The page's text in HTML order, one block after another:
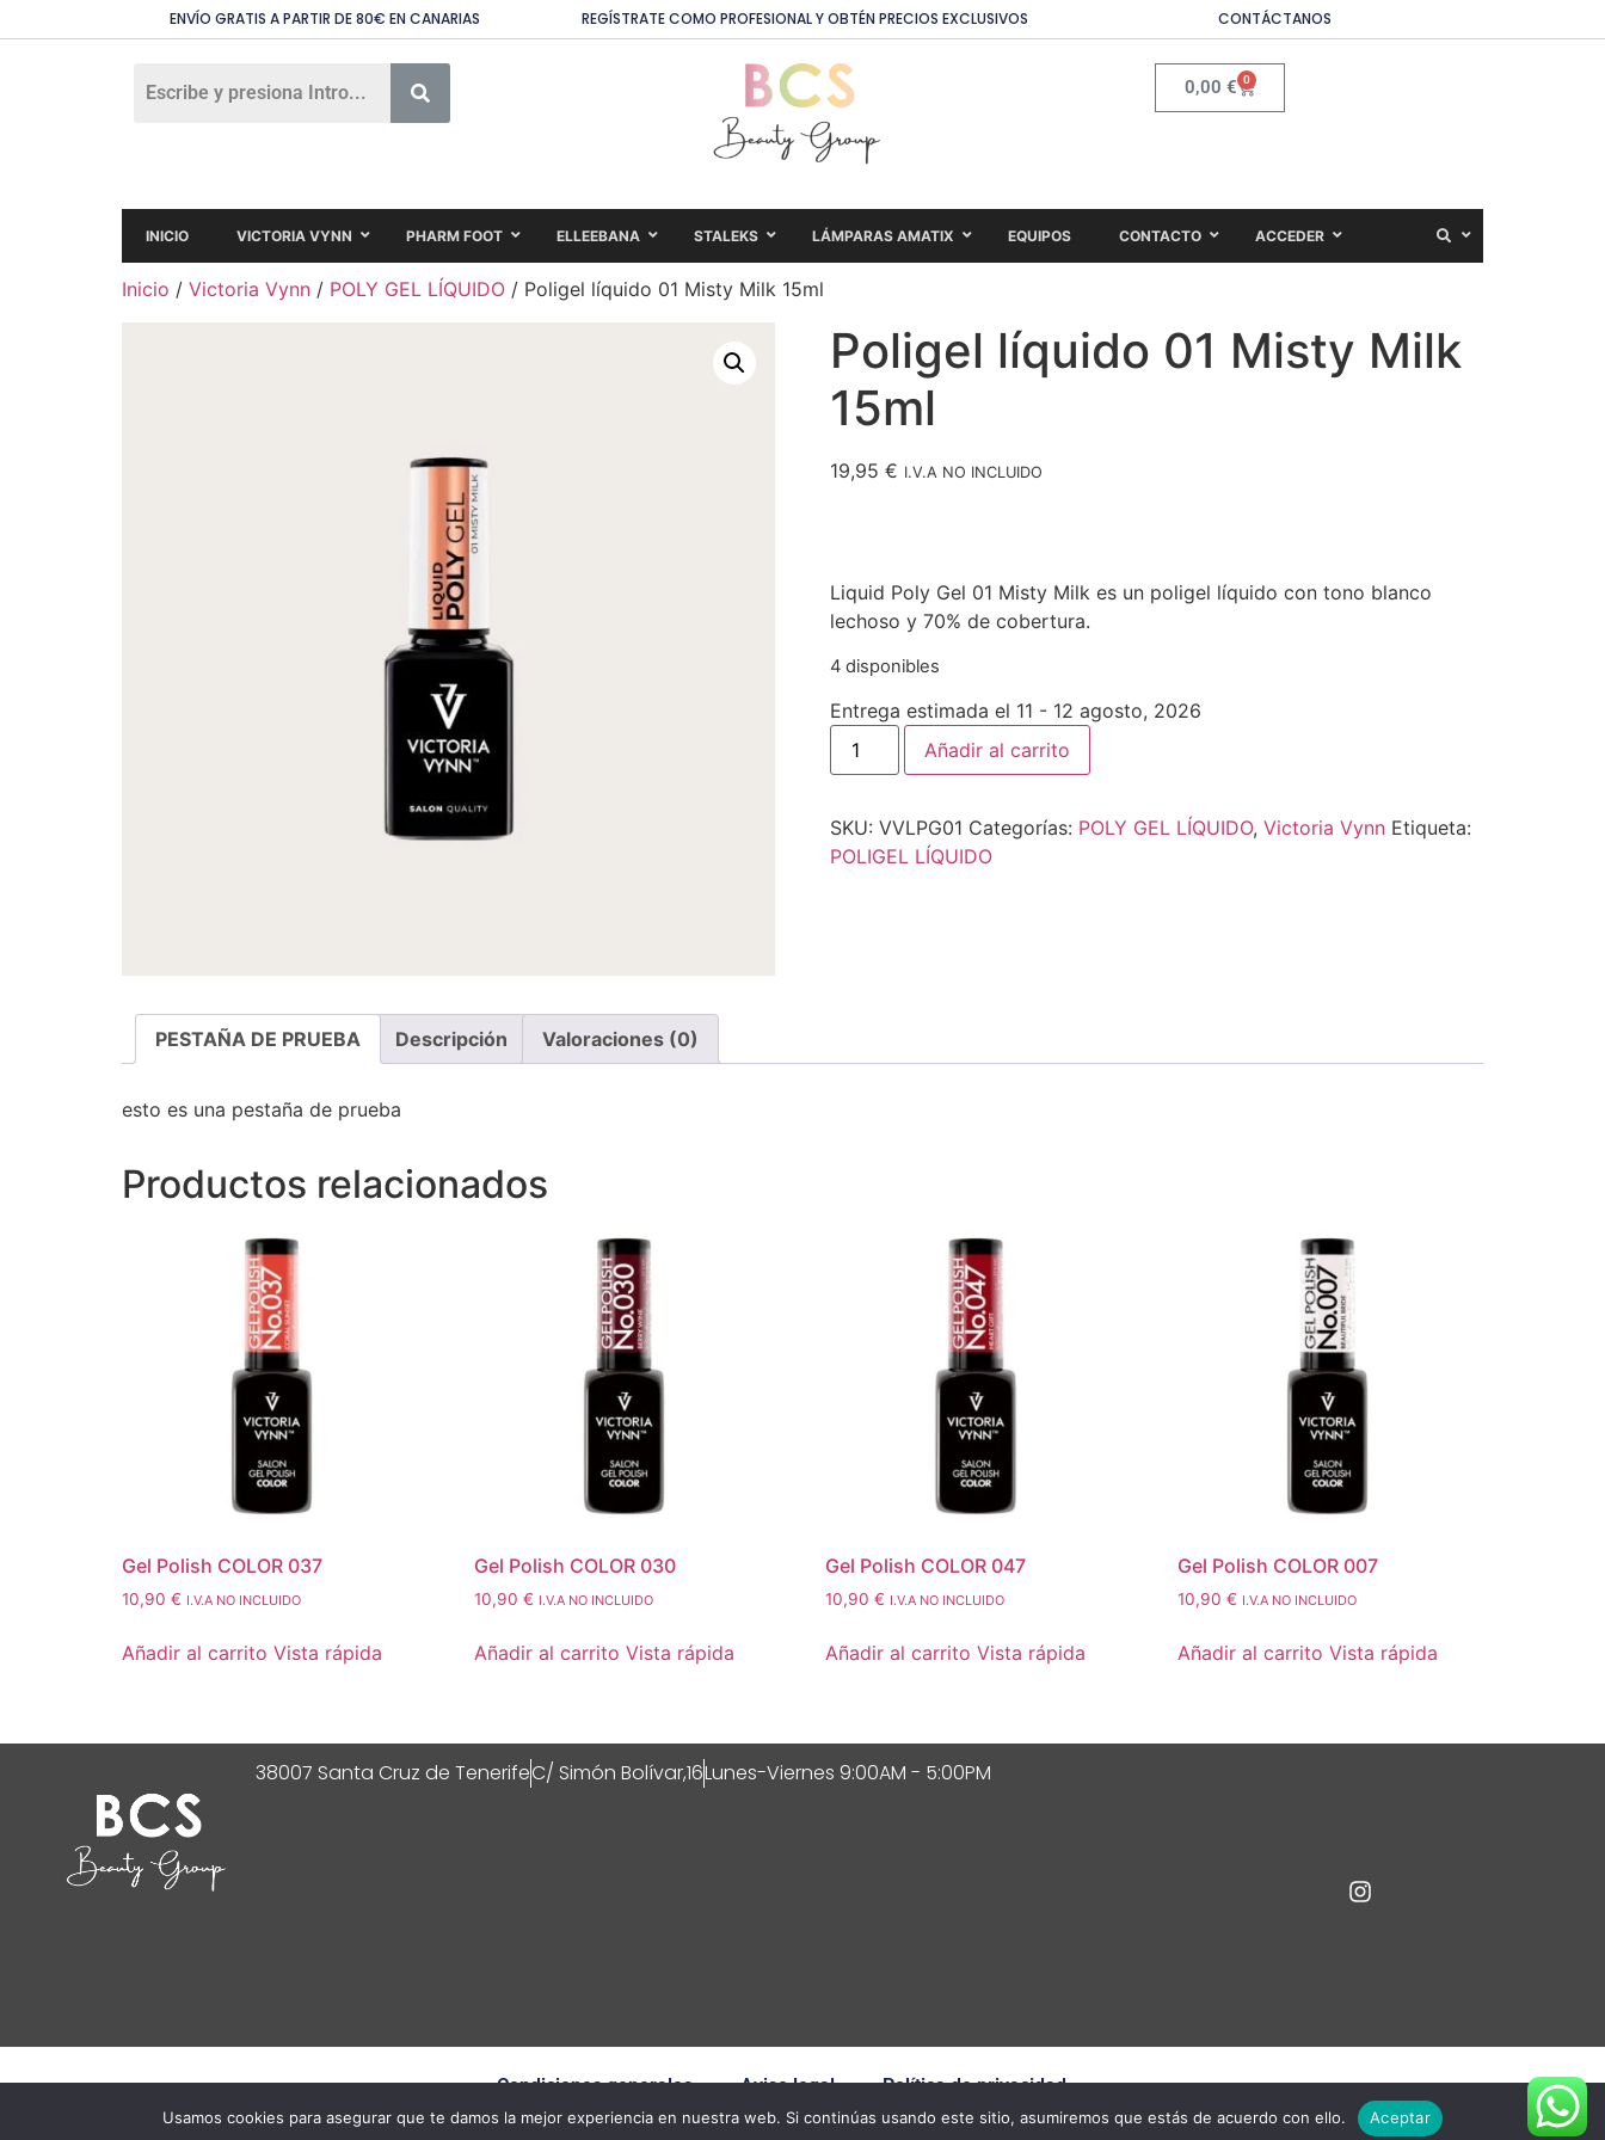
ENVÍO GRATIS A PARTIR DE 80€ EN CANARIAS REGÍSTRATE COMO PROFESIONAL Y OBTÉN PRECIOS EXCLUSIVOS CONTÁCTANOS
0,00 € 0
INICIO VICTORIA VYNN PHARM FOOT ELLEEBANA STALEKS LÁMPARAS AMATIX EQUIPOS CONTACTO ACCEDER
Inicio / Victoria Vynn / POLY GEL LÍQUIDO / Poligel líquido 01 Misty Milk 15ml
Poligel líquido 01 Misty Milk
15ml
19,95 € I.V.A NO INCLUIDO
Liquid Poly Gel 01 Misty Milk es un poligel líquido con tono blanco
lechoso y 70% de cobertura.
4 disponibles
Entrega estimada el 11 - 12 agosto, 2026
Añadir al carrito
SKU: VVLPG01 Categorías: POLY GEL LÍQUIDO, Victoria Vynn Etiqueta:
POLIGEL LÍQUIDO
PESTAÑA DE PRUEBA Descripción Valoraciones (0)
esto es una pestaña de prueba
Productos relacionados
Gel Polish COLOR 037
10,90 € I.V.A NO INCLUIDO
Añadir al carrito Vista rápida
Gel Polish COLOR 030
10,90 € I.V.A NO INCLUIDO
Añadir al carrito Vista rápida
Gel Polish COLOR 047
10,90€ I.V.A NO INCLUIDO
Añadir al carrito Vista rápida
Gel Polish COLOR 007
10,90€ I.V.A NO INCLUIDO
Añadir al carrito Vista rápida
38007 Santa Cruz de TenerifeC/ Simón Bolívar,16Lunes-Viernes 9:00AM - 5:00PM
Condiciones generales Aviso legal Política de privacidad
© 2026 All Rights Reserved.
Usamos cookies para asegurar que te damos la mejor experiencia en nuestra web. Si continúas usando este sitio, asumiremos que estás de acuerdo con ello. Aceptar